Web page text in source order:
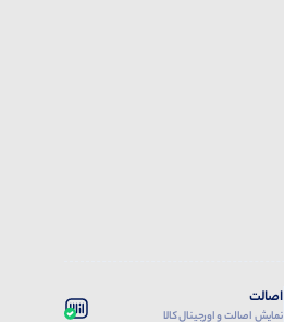
اصالت
نمایش اصالت و اورجینال کالا